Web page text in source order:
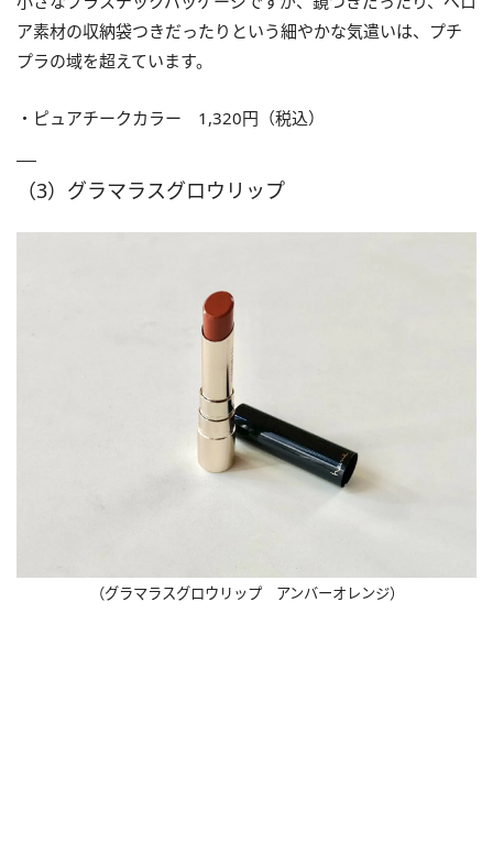
ア素材の収納袋つきだったりという細やかな気遣いは、プチ
プラの域を超えています。
・ピュアチークカラー 1,320円（税込）
（3）グラマラスグロウリップ
（グラマラスグロウリップ アンバーオレンジ）